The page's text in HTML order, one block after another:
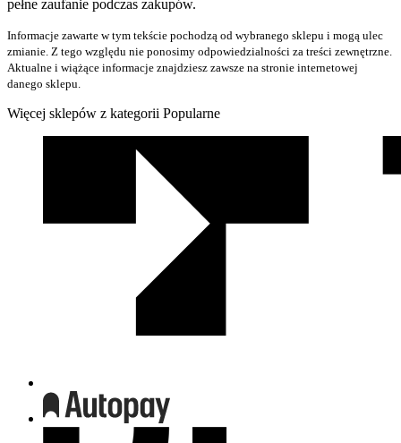
pełne zaufanie podczas zakupów.
Informacje zawarte w tym tekście pochodzą od wybranego sklepu i mogą ulec
zmianie. Z tego względu nie ponosimy odpowiedzialności za treści zewnętrzne.
Aktualne i wiążące informacje znajdziesz zawsze na stronie internetowej
danego sklepu.
Więcej sklepów z kategorii Popularne